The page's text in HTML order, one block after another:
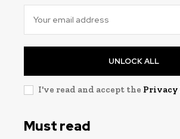
UNLOCK ALL
I've read and accept the
Must read